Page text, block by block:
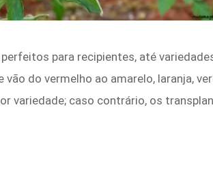
para recipientes, até
do vermelho ao amarelo, laranja,
variedade; caso contrário, os